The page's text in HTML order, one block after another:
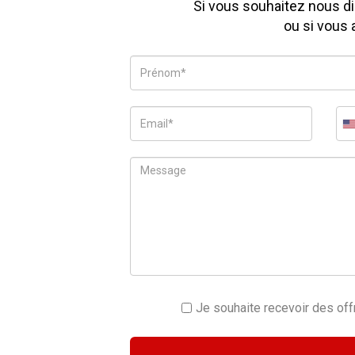
Si vous souhaitez nous
ou si vous
Je souhaite recevoir des